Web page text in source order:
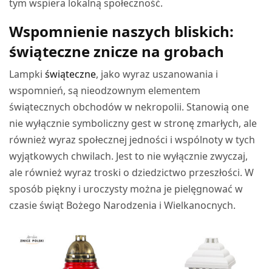
tym wspiera lokalną społeczność.
Wspomnienie naszych bliskich:
świąteczne znicze na grobach
Lampkiświąteczne, jako wyraz uszanowania i
wspomnień, są nieodzownym elementem
świątecznych obchodów w nekropolii. Stanowią one
nie wyłącznie symboliczny gest w stronę zmarłych, ale
również wyraz społecznej jedności i wspólnoty w tych
wyjątkowych chwilach. Jest to nie wyłącznie zwyczaj,
ale również wyraz troski o dziedzictwo przeszłości. W
sposób piękny i uroczysty można je pielęgnować w
czasie świąt Bożego Narodzenia i Wielkanocnych.